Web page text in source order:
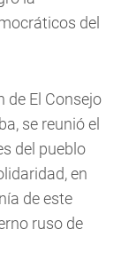
del
de El Consejo
se reunió el
del pueblo
en
de este
ruso de